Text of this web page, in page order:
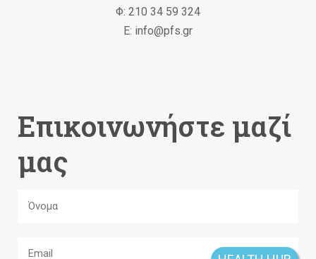
Φ: 210 34 59 324
Ε: info@pfs.gr
Επικοινωνήστε μαζί
μας